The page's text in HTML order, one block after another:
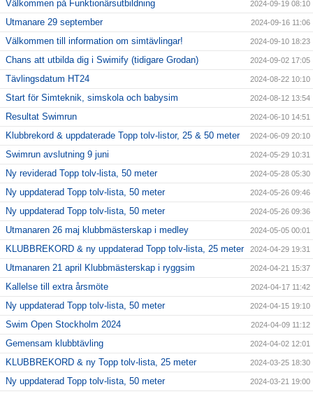
Välkommen på Funktionärsutbildning 2024-09-19 08:10
Utmanare 29 september 2024-09-16 11:06
Välkommen till information om simtävlingar! 2024-09-10 18:23
Chans att utbilda dig i Swimify (tidigare Grodan) 2024-09-02 17:05
Tävlingsdatum HT24 2024-08-22 10:10
Start för Simteknik, simskola och babysim 2024-08-12 13:54
Resultat Swimrun 2024-06-10 14:51
Klubbrekord & uppdaterade Topp tolv-listor, 25 & 50 meter 2024-06-09 20:10
Swimrun avslutning 9 juni 2024-05-29 10:31
Ny reviderad Topp tolv-lista, 50 meter 2024-05-28 05:30
Ny uppdaterad Topp tolv-lista, 50 meter 2024-05-26 09:46
Ny uppdaterad Topp tolv-lista, 50 meter 2024-05-26 09:36
Utmanaren 26 maj klubbmästerskap i medley 2024-05-05 00:01
KLUBBREKORD & ny uppdaterad Topp tolv-lista, 25 meter 2024-04-29 19:31
Utmanaren 21 april Klubbmästerskap i ryggsim 2024-04-21 15:37
Kallelse till extra årsmöte 2024-04-17 11:42
Ny uppdaterad Topp tolv-lista, 50 meter 2024-04-15 19:10
Swim Open Stockholm 2024 2024-04-09 11:12
Gemensam klubbtävling 2024-04-02 12:01
KLUBBREKORD & ny Topp tolv-lista, 25 meter 2024-03-25 18:30
Ny uppdaterad Topp tolv-lista, 50 meter 2024-03-21 19:00